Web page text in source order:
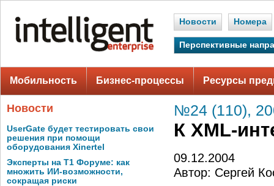
Новости Номера
Перспективные
Мобильность Бизнес-процессы Ресурсы
Новости
UserGate будет тестировать свои
решения при помощи
оборудования Xinertel
Эксперты на Т1 Форуме: как
множить ИИ-возможности,
сокращая риски
№24 (110),
К XML-
09.12.2004
Автор: Сергей